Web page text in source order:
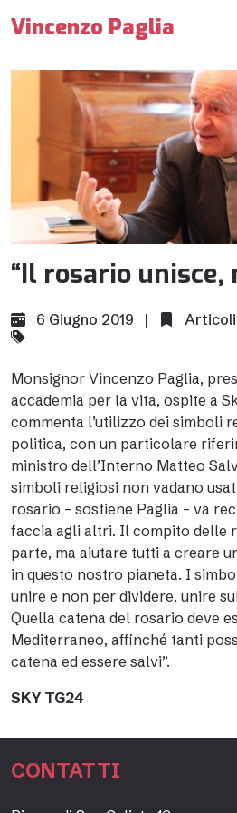
Vincenzo Paglia
“Il rosario unisce,
6 Giugno 2019 | Articoli
Monsignor Vincenzo Paglia,
accademia per la vita, ospite a
commenta l’utilizzo dei simboli
politica, con un particolare
ministro dell’Interno Matteo
simboli religiosi non vadano
rosario – sostiene Paglia – va
faccia agli altri. Il compito delle
parte, ma aiutare tutti a creare
in questo nostro pianeta. I
unire e non per dividere, unire
Quella catena del rosario deve
Mediterraneo, affinché tanti
catena ed essere salvi”.
SKY TG24
CONTATTI